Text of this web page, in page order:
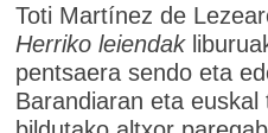
Toti Martínez de
Herriko leiendak
pentsaera sendo eta
Barandiaran eta